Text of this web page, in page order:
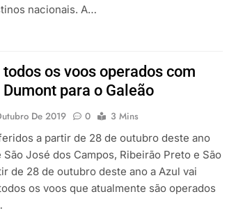
nacionais. A…
os voos operados com
para o Galeão
De 2019 0
3 Mins
a partir de 28 de outubro deste ano
José dos Campos, Ribeirão Preto e São
de 28 de outubro deste ano a Azul vai
os voos que atualmente são operados